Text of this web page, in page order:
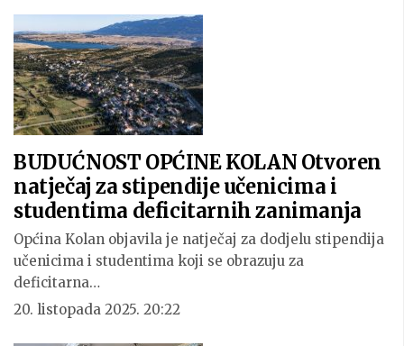
BUDUĆNOST OPĆINE KOLAN Otvoren
natječaj za stipendije učenicima i
studentima deficitarnih zanimanja
Općina Kolan objavila je natječaj za dodjelu stipendija
učenicima i studentima koji se obrazuju za
deficitarna…
20. listopada 2025. 20:22